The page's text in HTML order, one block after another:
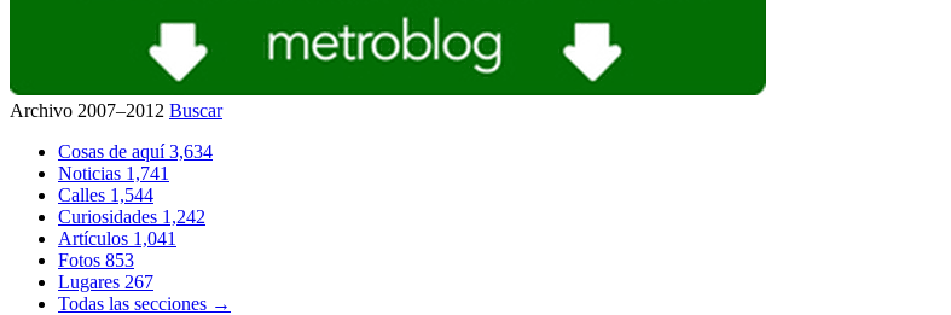
Archivo 2007–2012 Buscar
Cosas de aquí3,634
Noticias 1,741
Calles 1,544
Curiosidades 1,242
Artículos 1,041
Fotos 853
Lugares 267
Todas las secciones →